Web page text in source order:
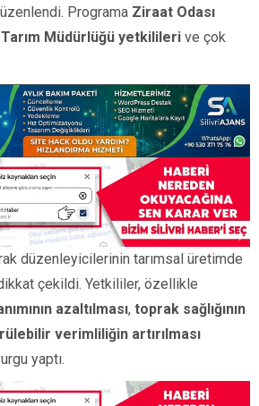
Programa Ziraat Odası
Tarım Müdürlüğü yetkilileri ve çok
düzenleyicilerinin tarımsal üretimde
çekildi. Yetkililer, özellikle
azaltılması, toprak sağlığının
verimliliğin artırılması
yaptı.